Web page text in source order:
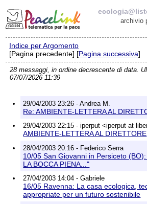
archivio
Elenco delle liste
ecologia@liste.peacelink.it
Richieste di rimozione
Indice per Argomento
[Pagina precedente] [Pagina successiva]
28 messaggi, in ordine decrescente di data.
07/07/2026 11:39
29/04/2003 23:26 - Andrea M.
Re: AMBIENTE-LETTERA AL
29/04/2003 22:15 - iperput <iperput at
AMBIENTE-LETTERA AL DIRETTORE
28/04/2003 20:16 - Federico Serra
10/05 San Giovanni in Persiceto
LA BOCCA PIENA..."
27/04/2003 14:04 - Gabriele
16/05 Ravenna: La casa ecologica,
appropriate per un futuro sostenibile